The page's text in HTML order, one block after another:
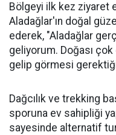
Bölgeyi ilk kez ziyaret
Aladağlar'ın doğal
ederek, "Aladağlar
geliyorum. Doğası
gelip görmesi
Dağcılık ve trekking
sporuna ev sahipliği
sayesinde alternatif